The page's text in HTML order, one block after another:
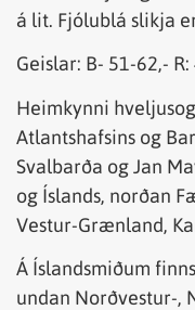
á lit. Fjólublá slikja
Geislar: B- 51-62,- R:
Heimkynni
Atlantshafsins og
Svalbarða og Jan
og Íslands, norðan
Vestur-Grænland,
Á Íslandsmiðum
undan Norðvestur-,